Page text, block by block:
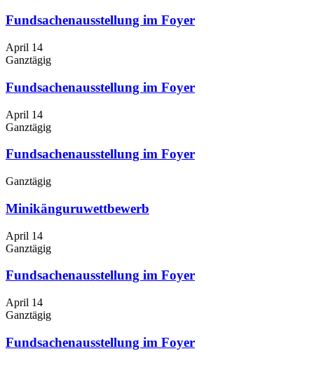
Fundsachenausstellung im Foyer
April 14
Ganztägig
Fundsachenausstellung im Foyer
April 14
Ganztägig
Fundsachenausstellung im Foyer
Ganztägig
Minikänguruwettbewerb
April 14
Ganztägig
Fundsachenausstellung im Foyer
April 14
Ganztägig
Fundsachenausstellung im Foyer